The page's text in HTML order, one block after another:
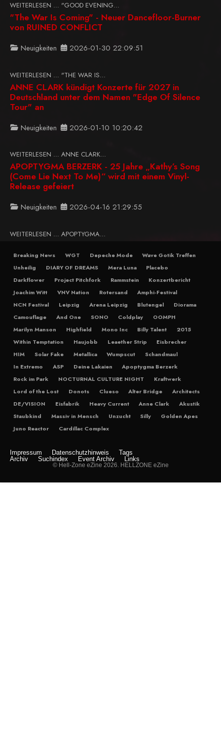
WEITERLESEN … "GOOD EVENING...
"The War Is Coming" - Neuer Dancefloor-Burner
von RUINED CONFLICT
Neuigkeiten 2026-01-30 22:09:51
WEITERLESEN … "THE WAR IS...
ANNE CLARK kündigt Konzerte für 2027 in
Deutschland unter dem Namen "Edge Of Silence
Tour" an
Neuigkeiten 2026-01-10 10:20:42
WEITERLESEN … ANNE CLARK...
APOPTYGMA BERZERK - 25 Jahre „Kathy’s Song
(Come Lie Next To Me)“ wird mit einem Vinyl-
Release gefeiert
Neuigkeiten 2026-04-16 21:29:55
WEITERLESEN … APOPTYGMA...
Breaking News WGT Depeche Mode
Wave Gotik Treffen
Unheilig
DIARY OF DREAMS Mera Luna
Placebo
Darkflower
Project Pitchfork Rammstein
Konzertbericht
Joachim Witt
VNV Nation Rotersand
Amphi-Festival
NCN Festival
Leipzig Arena Leipzig Blutengel
Diorama
Camouflage
And One SONO Coldplay
OOMPH
Marilyn Manson
Highfield Mono Inc Billy Talent
2015
Within Temptation
Haujobb Leaether Strip
Eisbrecher
HIM
Solar Fake Metallica Wumpscut
Schandmaul
In Extremo
ASP Deine Lakaien
Apoptygma Berzerk
Rock im Park
NOCTURNAL CULTURE NIGHT
Kraftwerk
Lord of the Lost
Donots Clueso Alter Bridge
Architects
DE/VISION
Eisfabrik Heavy Current Anne Clark
Akustik
Staubkind
Massiv in Mensch Unzucht Silly
Golden Apes
Juno Reactor
Cardillac Complex
Impressum Datenschutzhinweis
Tags
Archiv
Suchindex Event Archiv Links
© Hell-Zone eZine 2026. HELLZONE eZine